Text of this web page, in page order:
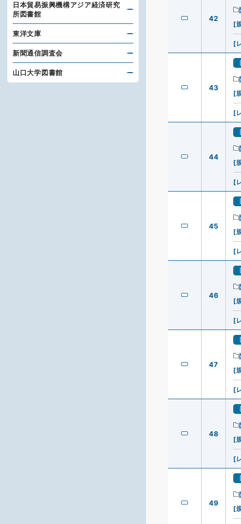
42
[
[
43
[
[
44
[
[
45
[
[
46
[
[
47
[
[
48
[
[
49
[
日本貿易振興機構アジア経済研究
所図書館
東洋文庫
新聞通信調査会
山口大学図書館